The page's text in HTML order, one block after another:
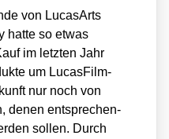
von Luca­sA­rts
hat­te so etwas
im letz­ten Jahr
um Lucas­Film-
nur noch von
denen ent­spre­chen­
sol­len. Durch